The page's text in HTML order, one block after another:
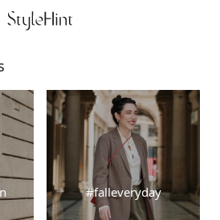
#falleveryday